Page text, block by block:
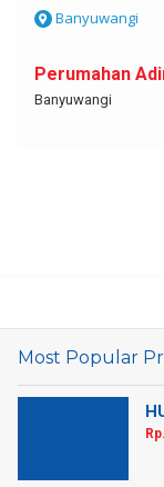
Banyuwangi
Perumahan
Banyuwangi
Most Popular